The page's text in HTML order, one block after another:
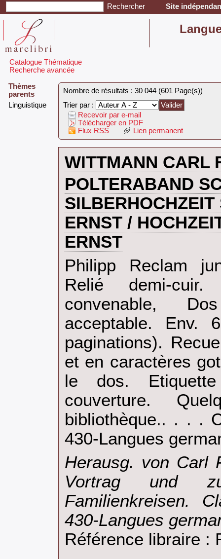
Site
Catalogue Thématique
Recherche avancée
Thèmes
parents
‎Linguistique‎
Nombre de résultats : 30 044 (601 Page(s))
Trier par :
Recevoir par e-mail
Télécharger en PDF
Flux RSS
Lien permanent
‎WITTMANN CARL
‎POLTERABAND
SILBERHOCHZEIT
ERNST /
ERNST‎
‎Philipp Reclam
Relié demi-
convenable,
acceptable. Env.
paginations).
et en caractères
le dos.
couverture.
bibliothèque.. . . .
430-Langues
‎Herausg. von Carl
Vortrag und
Familienkreisen.
430-Langues
Référence libraire :